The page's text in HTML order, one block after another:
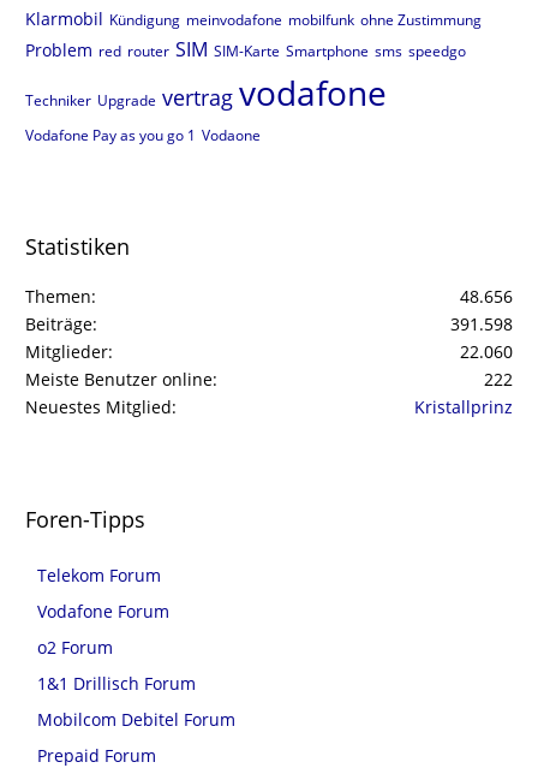
Klarmobil Kündigung meinvodafone mobilfunk ohne Zustimmung
Problem red router SIM SIM-Karte Smartphone sms speedgo
Techniker Upgrade vertrag vodafone
Vodafone Pay as you go 1 Vodaone
Statistiken
Themen
48.656
Beiträge
391.598
Mitglieder
22.060
Meiste Benutzer online
222
Neuestes Mitglied
Kristallprinz
Foren-Tipps
Telekom Forum
Vodafone Forum
o2 Forum
1&1 Drillisch Forum
Mobilcom Debitel Forum
Prepaid Forum